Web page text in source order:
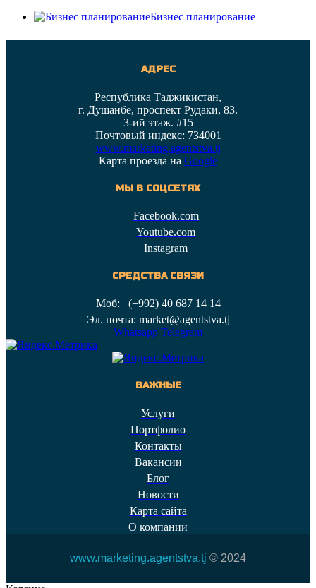
Бизнес планирование
АДРЕС
Республика Таджикистан,
г. Душанбе, проспект Рудаки, 83.
3-ий этаж. #15
Почтовый индекс: 734001
www.marketing.agentstva.tj
Карта проезда на Google
МЫ В СОЦСЕТЯХ
Facebook.com
Youtube.com
Instagram
СРЕДСТВА СВЯЗИ
Моб: (+992) 40 687 14 14
Эл. почта: market@agentstva.tj
Whatsapp Telegram
ВАЖНЫЕ
Услуги
Портфолио
Контакты
Вакансии
Блог
Новости
Карта сайта
О компании
www.marketing.agentstva.tj © 2024